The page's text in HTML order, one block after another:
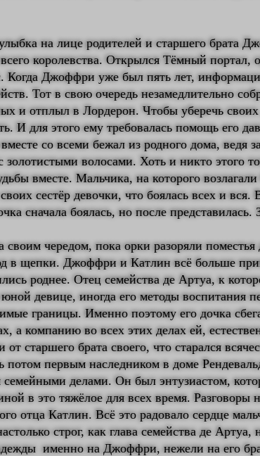
на лице родителей и старшего брата
королевства. Открылся Тёмный портал,
Когда Джоффри уже был пять лет,
Тот в свою очередь незамедлительно
и отплыл в Лордерон. Чтобы уберечь своих
И для этого ему требовалась помощь его
со всеми бежал из родного дома, ведя
волосами. Хоть и никто этого
вместе. Мальчика, на которого
сестёр девочки, что боялась всех и
сначала боялась, но после представилась.
чередом, пока орки разоряли поместья
в щепки. Джоффри и Катлин всё больше
роднее. Отец семейства де Артуа, к
девице, иногда его методы воспитания
границы. Именно поэтому его дочка
а компанию во всех этих делах ей,
старшего брата своего, что старался
потом первым наследником в доме
семейными делами. Он был энтузиастом,
в это тяжёлое для всех время. Разговоры
отца Катлин. Всё это радовало сердце
строг, как глава семейства де Артуа,
именно на Джоффри, нежели на его